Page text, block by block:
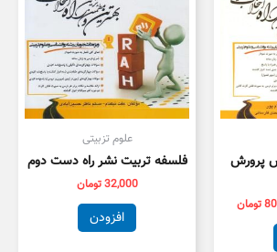
پرورش
تومان
علوم تزبیتی
فلسفه تربیت نشر راه دست دوم
32,000تومان
افزودن